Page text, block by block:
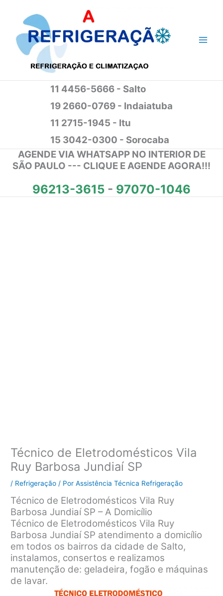
conteúdo
11 4456-5666 - Salto
19 2660-0769 - Indaiatuba
11 2715-1945 - Itu
15 3042-0300 - Sorocaba
AGENDE VIA WHATSAPP NO INTERIOR DE
SÃO PAULO --- CLIQUE E AGENDE AGORA!!!
96213-3615 - 97070-1046
Técnico de Eletrodomésticos Vila
Ruy Barbosa Jundiaí SP
/ Refrigeração / PorAssistência Técnica Refrigeração
Técnico de Eletrodomésticos Vila Ruy
Barbosa Jundiaí SP – A Domicílio
Técnico de Eletrodomésticos Vila Ruy
Barbosa Jundiaí SP atendimento a domicílio
em todos os bairros da cidade de Salto,
instalamos, consertos e realizamos
manutenção de: geladeira, fogão e máquinas
de lavar.